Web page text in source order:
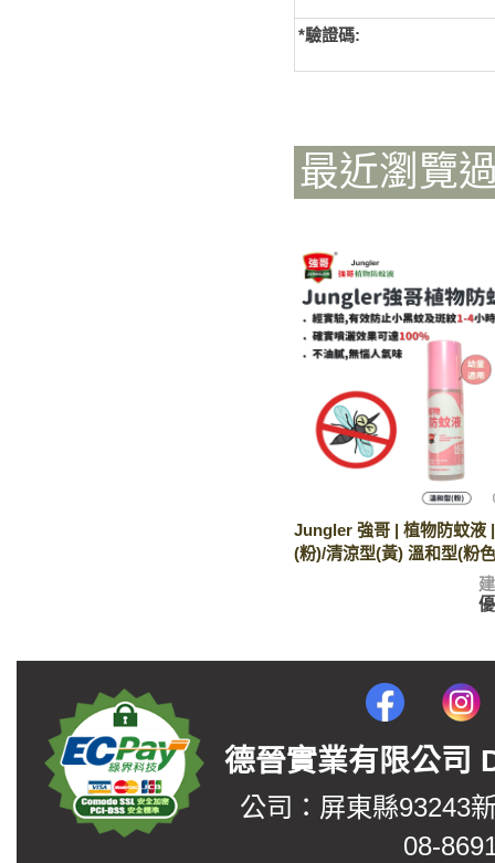
*驗證碼:
最近瀏覽
Jungler 強哥 | 植物防蚊液
(粉)/清涼型(黃) 溫和型(粉
德晉實業有限公
公司：屏東縣93243
08-